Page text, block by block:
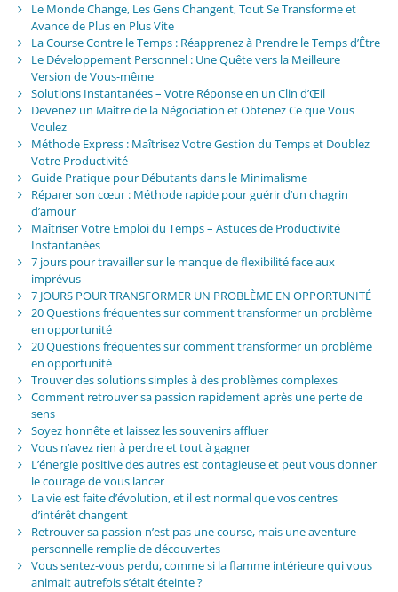
Le Monde Change, Les Gens Changent, Tout Se Transforme et
Avance de Plus en Plus Vite
La Course Contre le Temps : Réapprenez à Prendre le Temps d’Être
Le Développement Personnel : Une Quête vers la Meilleure
Version de Vous-même
Solutions Instantanées – Votre Réponse en un Clin d’Œil
Devenez un Maître de la Négociation et Obtenez Ce que Vous
Voulez
Méthode Express : Maîtrisez Votre Gestion du Temps et Doublez
Votre Productivité
Guide Pratique pour Débutants dans le Minimalisme
Réparer son cœur : Méthode rapide pour guérir d’un chagrin
d’amour
Maîtriser Votre Emploi du Temps – Astuces de Productivité
Instantanées
7 jours pour travailler sur le manque de flexibilité face aux
imprévus
7 JOURS POUR TRANSFORMER UN PROBLÈME EN OPPORTUNITÉ
20 Questions fréquentes sur comment transformer un problème
en opportunité
20 Questions fréquentes sur comment transformer un problème
en opportunité
Trouver des solutions simples à des problèmes complexes
Comment retrouver sa passion rapidement après une perte de
sens
Soyez honnête et laissez les souvenirs affluer
Vous n’avez rien à perdre et tout à gagner
L’énergie positive des autres est contagieuse et peut vous donner
le courage de vous lancer
La vie est faite d’évolution, et il est normal que vos centres
d’intérêt changent
Retrouver sa passion n’est pas une course, mais une aventure
personnelle remplie de découvertes
Vous sentez-vous perdu, comme si la flamme intérieure qui vous
animait autrefois s’était éteinte ?